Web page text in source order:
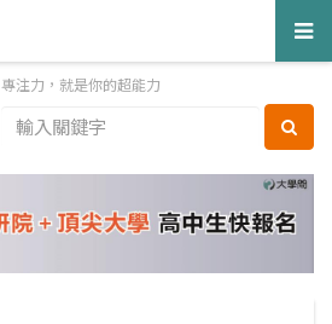
專注力，就是你的超能力